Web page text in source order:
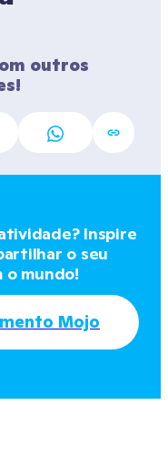
outros
Inspire
o seu
o mundo!
Mojo